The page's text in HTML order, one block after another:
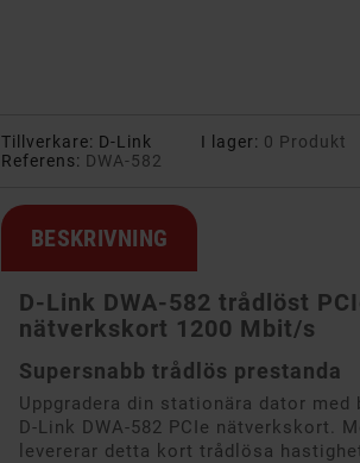
Tillverkare: D-Link
Referens: DWA-582
I lager: 0 Produkt
BESKRIVNING
D-Link DWA-582 trådlöst
nätverkskort 1200 Mbit/s
Supersnabb trådlös prestanda
Uppgradera din stationära dator
D-Link DWA-582 PCIe nätverkskort.
levererar detta kort trådlösa